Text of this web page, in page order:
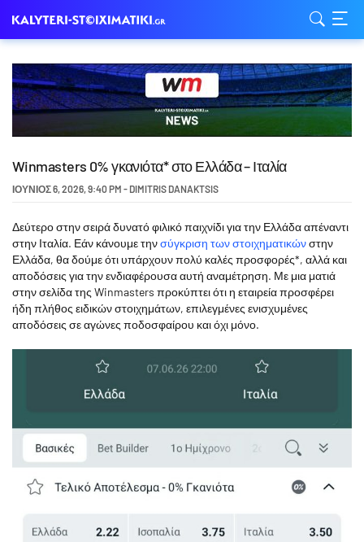
Winmasters 0% γκανιότα* στο Ελλάδα – Ιταλία
ΙΟΎΝΙΟΣ 6, 2026,9:40 PM - DIMITRIS DANAKTSIS
Δεύτερο στην σειρά δυνατό φιλικό παιχνίδι για την Ελλάδα απέναντι
στην Ιταλία. Εάν κάνουμε τηνσύγκριση των στοιχηματικώνστην
Ελλάδα, θα δούμε ότι υπάρχουν πολύ καλές προσφορές*, αλλά και
αποδόσεις για την ενδιαφέρουσα αυτή αναμέτρηση. Με μια ματιά
στην σελίδα της Winmasters προκύπτει ότι η εταιρεία προσφέρει
ήδη πλήθος ειδικών στοιχημάτων, επιλεγμένες ενισχυμένες
αποδόσεις σε αγώνες ποδοσφαίρου και όχι μόνο.